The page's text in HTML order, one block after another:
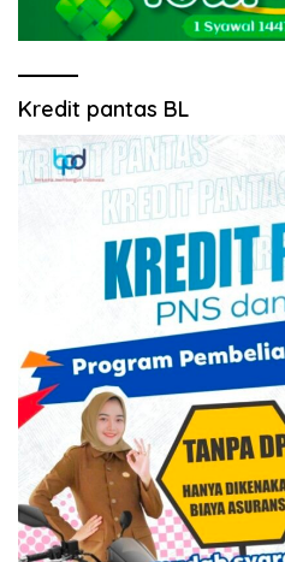
Kredit pantas BL